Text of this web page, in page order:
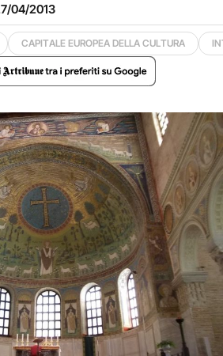
04/2013
CAPITALE EUROPEA DELLA CULTURA